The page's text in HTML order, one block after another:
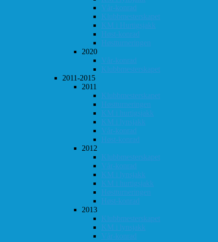
Vår-konrad
Klubbmesterskapet
KM i Hurtigsjakk
Høst-konrad
Høstturneringen
2020
Vår-konrad
Klubbmesterskapet
2011-2015
2011
Klubbmesterskapet
Høstturneringen
KM i hurtigsjakk
KM i lynsjakk
Vår-konrad
Høst-konrad
2012
Klubbmesterskapet
Vår-konrad
KM i lynsjakk
KM i hurtigsjakk
Høstturneringen
Høst-konrad
2013
Klubbmesterskapet
KM i lynsjakk
Vår-konrad